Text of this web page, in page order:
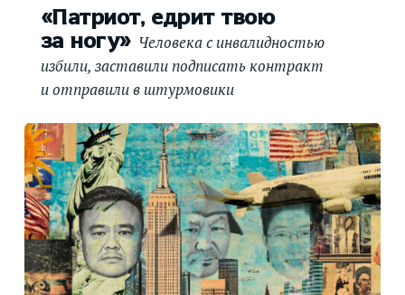
«Патриот, едрит твою
за ногу» Человека с инвалидностью
избили, заставили подписать контракт
и отправили в штурмовики